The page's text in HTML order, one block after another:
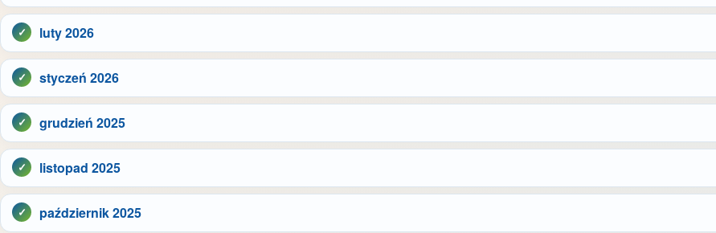
luty 2026
styczeń 2026
grudzień 2025
listopad 2025
październik 2025